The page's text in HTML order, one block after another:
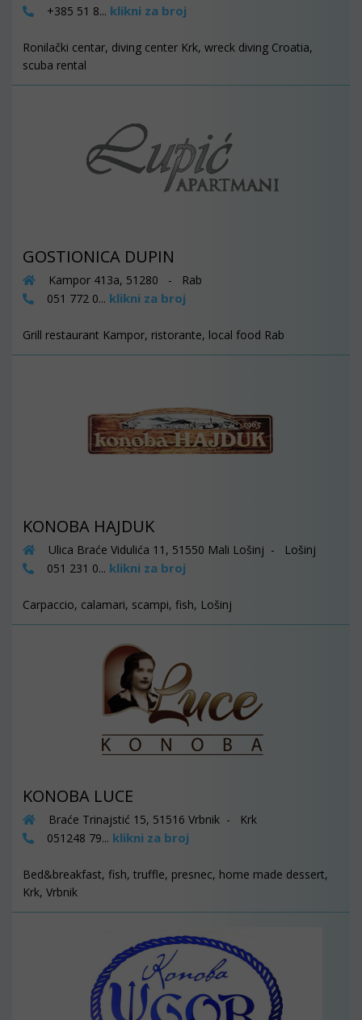
+385 51 8... klikni za broj
Ronilački centar, diving center Krk, wreck diving Croatia,
scuba rental
GOSTIONICA DUPIN
Kampor 413a, 51280 - Rab
051 772 0... klikni za broj
Grill restaurant Kampor, ristorante, local food Rab
KONOBA HAJDUK
Ulica Braće Vidulića 11, 51550 Mali Lošinj - Lošinj
051 231 0... klikni za broj
Carpaccio, calamari, scampi, fish, Lošinj
KONOBA LUCE
Braće Trinajstić 15, 51516 Vrbnik - Krk
051248 79... klikni za broj
Bed&breakfast, fish, truffle, presnec, home made dessert,
Krk, Vrbnik